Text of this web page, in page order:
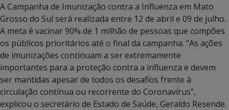
A Campanha de Imunização contra a Influenza em Mato
Grosso do Sul será realizada entre 12 de abril e 09 de julho.
A meta é vacinar 90% de 1 milhão de pessoas que compões
os públicos prioritários até o final da campanha. “As ações
de imunizações continuam a ser extremamente
importantes para a proteção contra a influenza e devem
ser mantidas apesar de todos os desafios frente à
circulação contínua ou recorrente do Coronavírus”,
explicou o secretário de Estado de Saúde, Geraldo Resende.